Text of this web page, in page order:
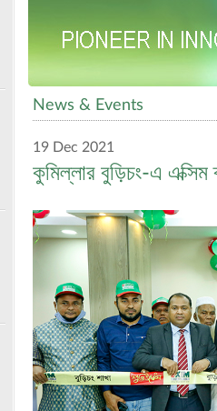
News & Events
19 Dec 2021
কুমিল্লার বুড়িচং-এ